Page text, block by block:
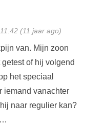
(11 jaar ago)
van. Mijn zoon
of hij volgend
het speciaal
iemand vanachter
naar regulier kan?